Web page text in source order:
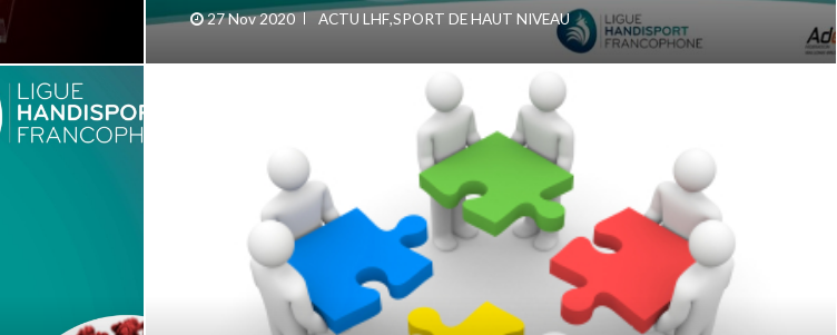
27 Nov 2020 ACTU LHF,SPORT DE HAUT NIVEAU